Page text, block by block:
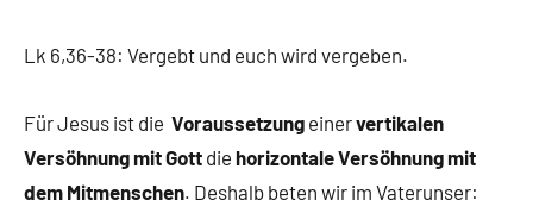
Lk 6,36-38: Vergebt und euch wird vergeben.
Für Jesus ist die Voraussetzung einervertikalen
Versöhnung mit Gott die horizontale Versöhnung mit
dem Mitmenschen. Deshalb beten wir im Vaterunser: